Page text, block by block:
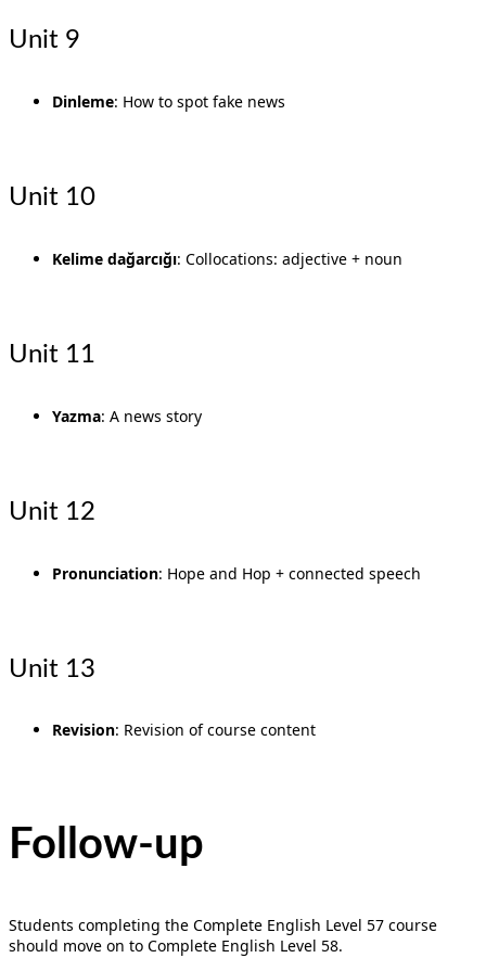
Unit 9
Dinleme: How to spot fake news
Unit 10
Kelime dağarcığı: Collocations: adjective + noun
Unit 11
Yazma: A news story
Unit 12
Pronunciation: Hope and Hop + connected speech
Unit 13
Revision: Revision of course content
Follow-up
Students completing the Complete English Level 57 course
should move on to Complete English Level 58.